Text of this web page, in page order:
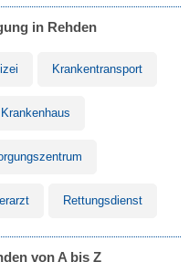
in Rehden
Krankentransport
Krankenhaus
Rettungsdienst
von A bis Z